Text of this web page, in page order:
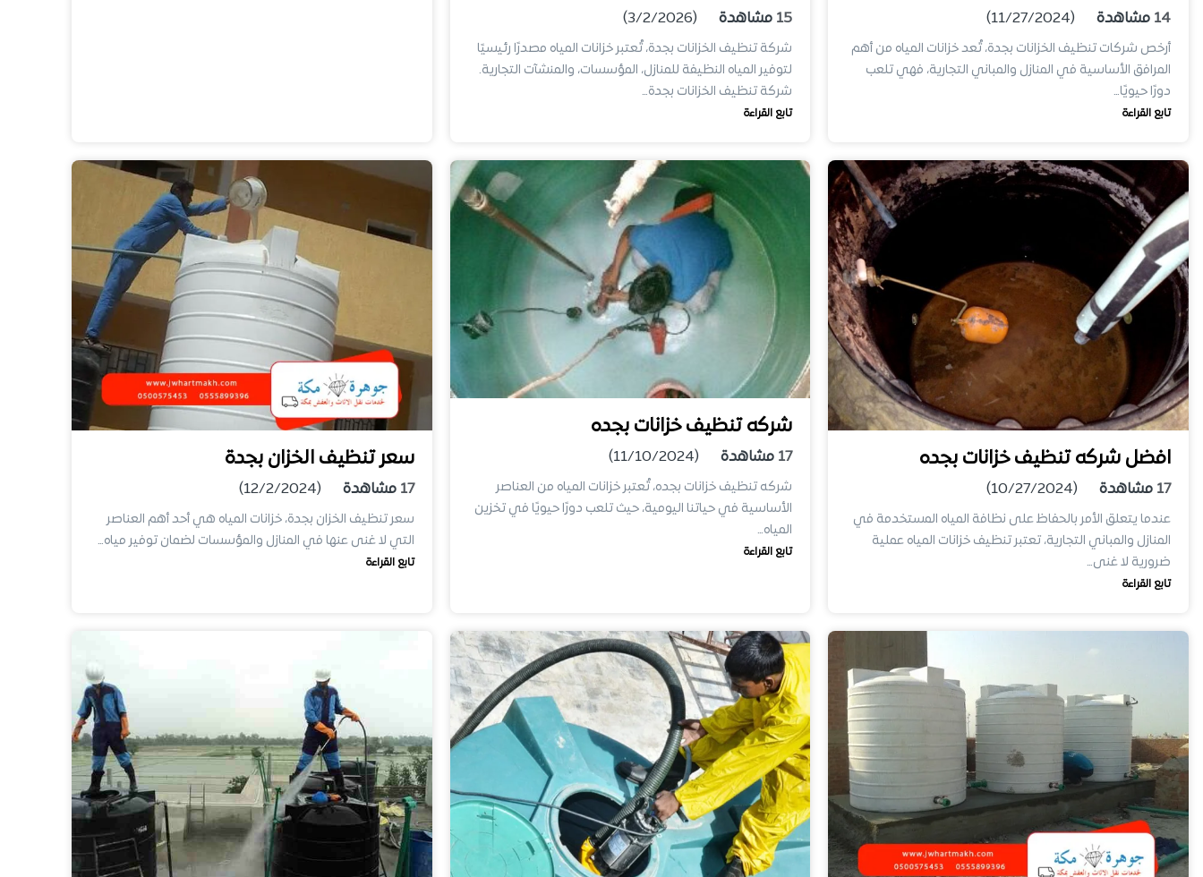
14 مشاهدة (11/27/2024)
أرخص شركات تنظيف الخزانات بجدة، تُعد خزانات المياه من أهم
المرافق الأساسية في المنازل والمباني التجارية، فهي تلعب
دورًا حيويًا…
تابع القراءة
15 مشاهدة (3/2/2026)
شركة تنظيف الخزانات بجدة، تُعتبر خزانات المياه مصدرًا رئيسيًا
لتوفير المياه النظيفة للمنازل، المؤسسات، والمنشآت التجارية.
شركة تنظيف الخزانات بجدة…
تابع القراءة
افضل شركه تنظيف خزانات بجده
17 مشاهدة (10/27/2024)
عندما يتعلق الأمر بالحفاظ على نظافة المياه المستخدمة في
المنازل والمباني التجارية، تعتبر تنظيف خزانات المياه عملية
ضرورية لا غنى…
تابع القراءة
شركه تنظيف خزانات بجده
17 مشاهدة (11/10/2024)
شركه تنظيف خزانات بجده، تُعتبر خزانات المياه من العناصر
الأساسية في حياتنا اليومية، حيث تلعب دورًا حيويًا في تخزين
المياه…
تابع القراءة
سعر تنظيف الخزان بجدة
17 مشاهدة (12/2/2024)
سعر تنظيف الخزان بجدة، خزانات المياه هي أحد أهم العناصر
التي لا غنى عنها في المنازل والمؤسسات لضمان توفير مياه…
تابع القراءة